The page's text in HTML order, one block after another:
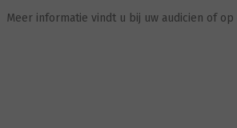
Meer informatie vindt u bij uw audicien of op